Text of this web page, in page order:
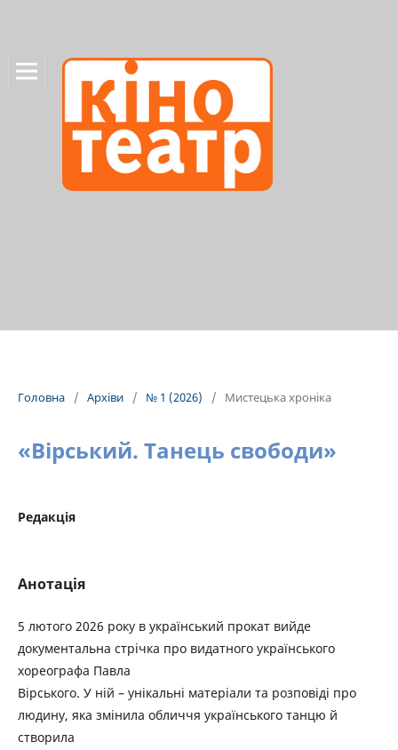
Головна / Архіви / № 1 (2026) / Мистецька хроніка
«Вірський. Танець свободи»
Редакція
Анотація
5 лютого 2026 року в український прокат вийде
документальна стрічка про видатного українського
хореографа Павла
Вірського. У ній – унікальні матеріали та розповіді про
людину, яка змінила обличчя українського танцю й
створила